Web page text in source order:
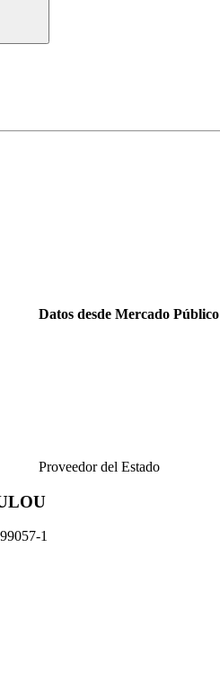
Datos desde Mercado Público
Proveedor del Estado
1